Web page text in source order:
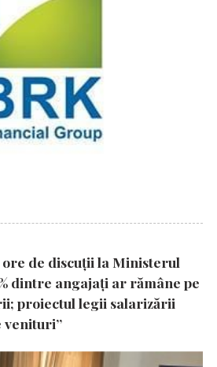
ore de discuții la Ministerul
dintre angajați ar rămâne pe
proiectul legii salarizării
venituri”